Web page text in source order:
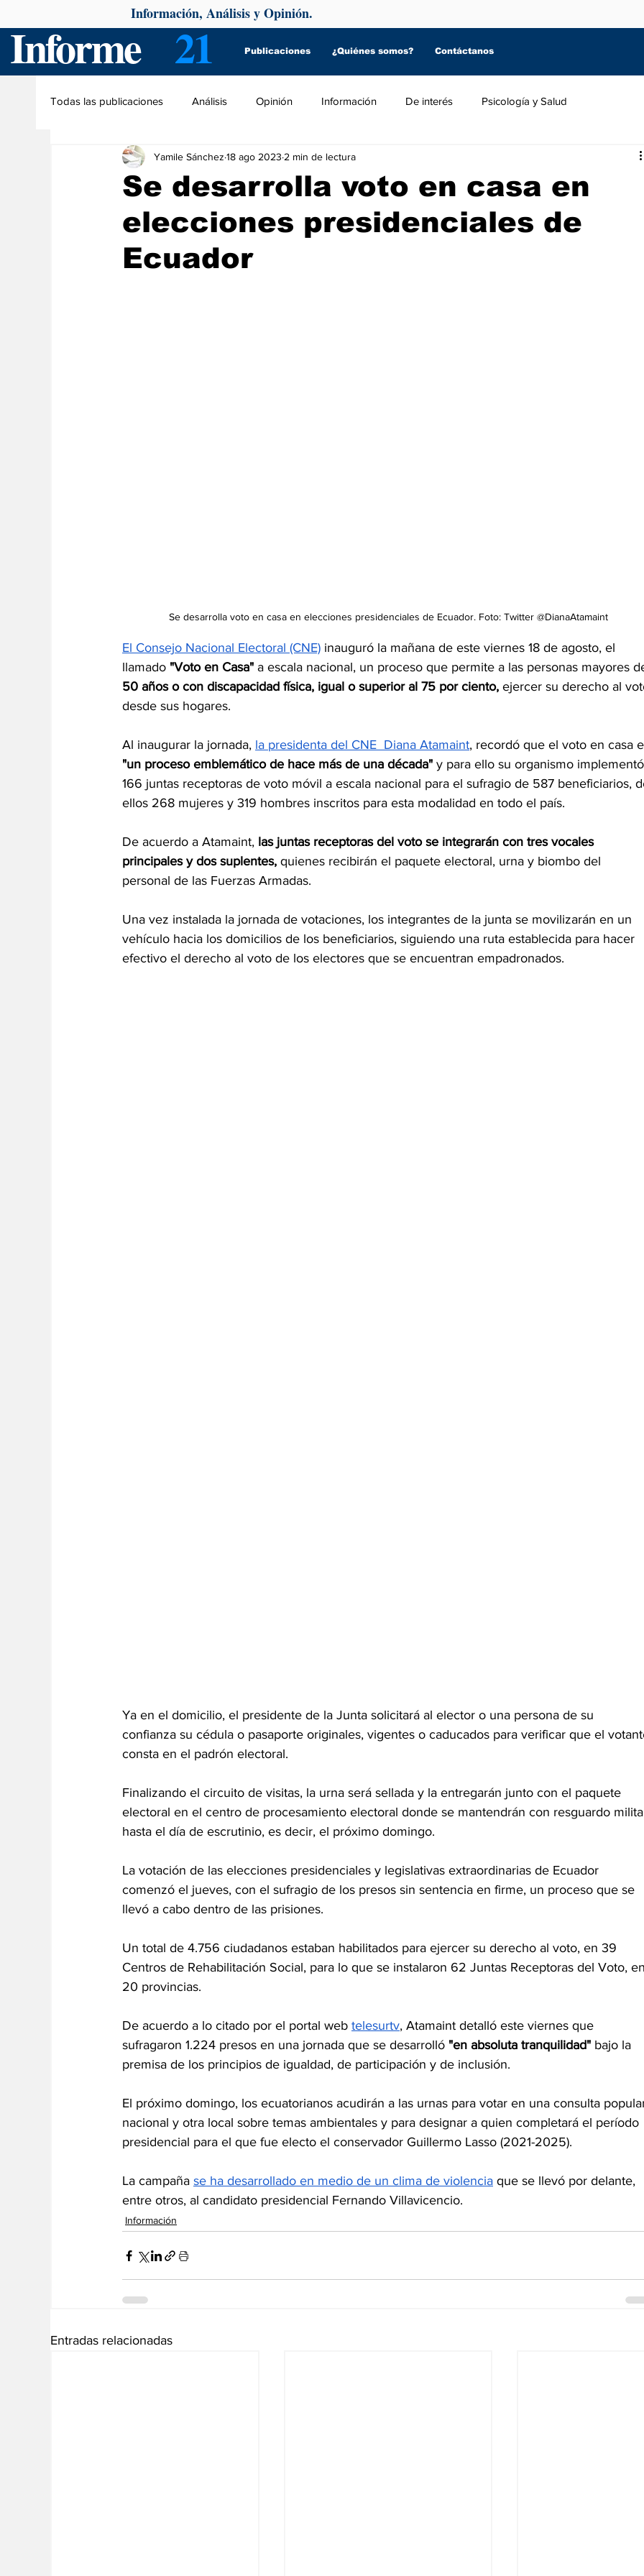
Informe 21 Publicaciones ¿Quiénes somos? Contáctanos
Información, Análisis y Opinión.
Todas las publicaciones Análisis Opinión Información De interés Psicología y Salud
Se desarrolla voto en casa en
elecciones presidenciales de
Ecuador
Yamile Sánchez 18 ago 2023 2 min de lectura
Se desarrolla voto en casa en elecciones presidenciales de Ecuador. Foto: Twitter @DianaAtamaint
El Consejo Nacional Electoral (CNE) inauguró la mañana de este viernes 18 de agosto, el
llamado "Voto en Casa" a escala nacional, un proceso que permite a las personas mayores
50 años o con discapacidad física, igual o superior al 75 por ciento, ejercer su derecho al
desde sus hogares.
Al inaugurar la jornada, la presidenta del CNE  Diana Atamaint, recordó que el voto en casa
"un proceso emblemático de hace más de una década" y para ello su organismo
166 juntas receptoras de voto móvil a escala nacional para el sufragio de 587 beneficiarios,
ellos 268 mujeres y 319 hombres inscritos para esta modalidad en todo el país.
De acuerdo a Atamaint, las juntas receptoras del voto se integrarán con tres vocales
principales y dos suplentes, quienes recibirán el paquete electoral, urna y biombo del
personal de las Fuerzas Armadas.
Una vez instalada la jornada de votaciones, los integrantes de la junta se movilizarán en un
vehículo hacia los domicilios de los beneficiarios, siguiendo una ruta establecida para hacer
efectivo el derecho al voto de los electores que se encuentran empadronados.
Ya en el domicilio, el presidente de la Junta solicitará al elector o una persona de su
confianza su cédula o pasaporte originales, vigentes o caducados para verificar que el
consta en el padrón electoral.
Finalizando el circuito de visitas, la urna será sellada y la entregarán junto con el paquete
electoral en el centro de procesamiento electoral donde se mantendrán con resguardo
hasta el día de escrutinio, es decir, el próximo domingo.
La votación de las elecciones presidenciales y legislativas extraordinarias de Ecuador
comenzó el jueves, con el sufragio de los presos sin sentencia en firme, un proceso que se
llevó a cabo dentro de las prisiones.
Un total de 4.756 ciudadanos estaban habilitados para ejercer su derecho al voto, en 39
Centros de Rehabilitación Social, para lo que se instalaron 62 Juntas Receptoras del Voto,
20 provincias.
De acuerdo a lo citado por el portal web telesurtv, Atamaint detalló este viernes que
sufragaron 1.224 presos en una jornada que se desarrolló "en absoluta tranquilidad" bajo la
premisa de los principios de igualdad, de participación y de inclusión.
El próximo domingo, los ecuatorianos acudirán a las urnas para votar en una consulta
nacional y otra local sobre temas ambientales y para designar a quien completará el período
presidencial para el que fue electo el conservador Guillermo Lasso (2021-2025).
La campaña se ha desarrollado en medio de un clima de violencia que se llevó por delante,
entre otros, al candidato presidencial Fernando Villavicencio.
Información
Entradas relacionadas